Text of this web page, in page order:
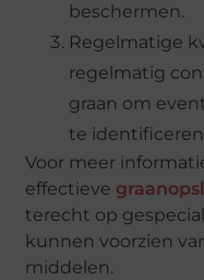
beschermen.
Regelmatige
regelmatig
graan om
te
Voor meer
effectieve
terecht op
kunnen voorzien
middelen.